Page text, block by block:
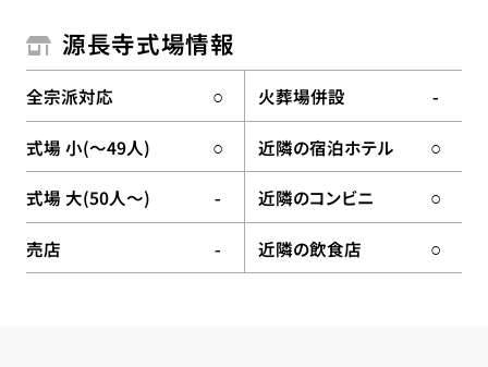
源長寺式場情報
全宗派対応 ○ 火葬場併設 -
式場 小(〜49人) ○ 近隣の宿泊ホテル ○
式場 大(50人〜) - 近隣のコンビニ ○
売店 - 近隣の飲食店 ○